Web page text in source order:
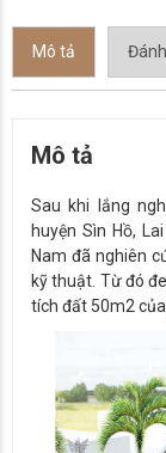
Mô tả
Mô tả
Sau khi lắng
huyện Sìn Hồ,
Nam đã nghiên
kỹ thuật. Từ đó
tích đất 50m2 của